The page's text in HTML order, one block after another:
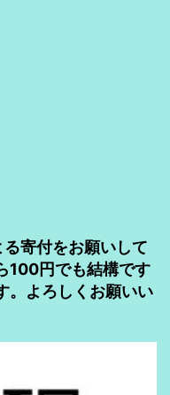
寄付をお願いして
100円でも結構です
。よろしくお願いい